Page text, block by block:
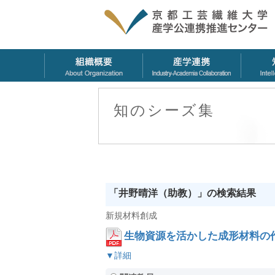
知のシーズ集
「井野晴洋（助教）」の検索結果
新規材料創成
生物資源を活かした成形材料の
▼詳細